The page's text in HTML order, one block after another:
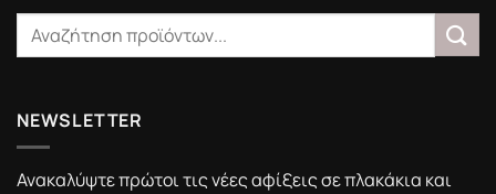
NEWSLETTER
Ανακαλύψτε πρώτοι τις νέες αφίξεις σε πλακάκια και